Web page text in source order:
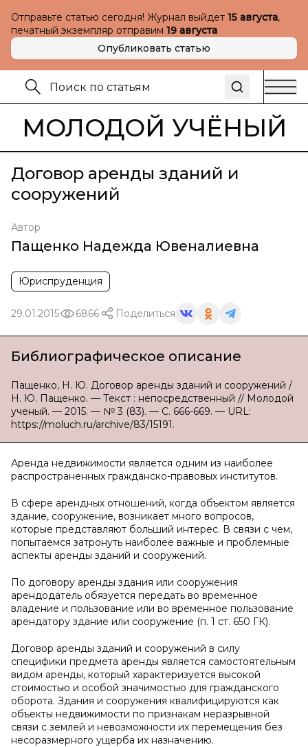
Отправьте статью сегодня! Журнал выйдет 15 августа,
печатный экземпляр отправим 19 августа
Опубликовать статью
МОЛОДОЙ УЧЁНЫЙ
Договор аренды зданий и
сооружений
Автор
Пащенко Надежда Ювеналиевна
Юриспруденция
29.01.2015 6866 Поделиться
Библиографическое описание
Пащенко, Н. Ю. Договор аренды зданий и сооружений /
Н. Ю. Пащенко. — Текст : непосредственный // Молодой
ученый. — 2015. — № 3 (83). — С. 666-669. — URL:
https://moluch.ru/archive/83/15191.
Аренда недвижимости является одним из наиболее
распространенных гражданско-правовых институтов.
В сфере арендных отношений, когда объектом является
здание, сооружение, возникает много вопросов,
которые представляют больший интерес. В связи с чем,
попытаемся затронуть наиболее важные и проблемные
аспекты аренды зданий и сооружений.
По договору аренды здания или сооружения
арендодатель обязуется передать во временное
владение и пользование или во временное пользование
арендатору здание или сооружение (п. 1 ст. 650 ГК).
Договор аренды зданий и сооружений в силу
специфики предмета аренды является самостоятельным
видом аренды, который характеризуется высокой
стоимостью и особой значимостью для гражданского
оборота. Здания и сооружения квалифицируются как
объекты недвижимости по признакам неразрывной
связи с землей и невозможности их перемещения без
несоразмерного ущерба их назначению.